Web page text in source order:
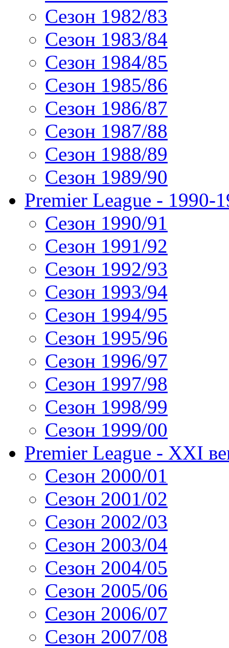
Сезон 1982/83
Сезон 1983/84
Сезон 1984/85
Сезон 1985/86
Сезон 1986/87
Сезон 1987/88
Сезон 1988/89
Сезон 1989/90
Premier League - 1990-
Сезон 1990/91
Сезон 1991/92
Сезон 1992/93
Сезон 1993/94
Сезон 1994/95
Сезон 1995/96
Сезон 1996/97
Сезон 1997/98
Сезон 1998/99
Сезон 1999/00
Premier League - XXI
Сезон 2000/01
Сезон 2001/02
Сезон 2002/03
Сезон 2003/04
Сезон 2004/05
Сезон 2005/06
Сезон 2006/07
Сезон 2007/08